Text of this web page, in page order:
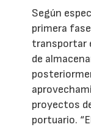
Según
primera
transportar
de
proyectos
portuario.